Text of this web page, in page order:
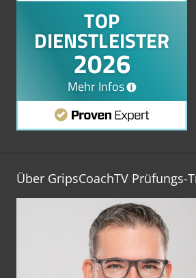
Über GripsCoachTV Prüfungs-